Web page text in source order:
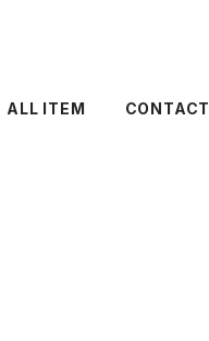
ALL ITEM CONTACT